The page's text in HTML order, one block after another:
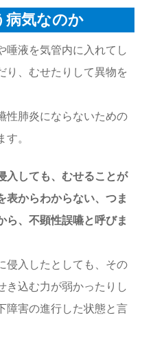
病気なのか
唾液を気管内に入れてし
り、むせたりして異物を
性肺炎にならないための
す。
入しても、むせることが
表からわからない、つま
ら、不顕性誤嚥と呼びま
侵入したとしても、その
き込む力が弱かったりし
障害の進行した状態と言